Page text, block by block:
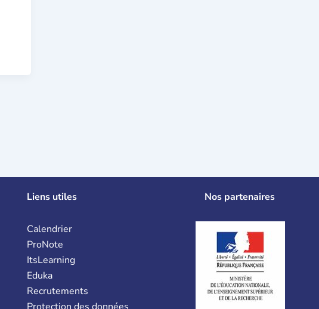
Liens utiles
Calendrier
ProNote
ItsLearning
Eduka
Recrutements
Nos partenaires